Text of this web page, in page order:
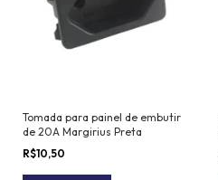
Tomada para painel de embutir
de 20A Margirius Preta
R$10,50